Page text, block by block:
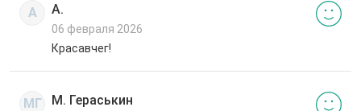
А А.
06 февраля 2026
Красавчег!
МГ М. Гераськин